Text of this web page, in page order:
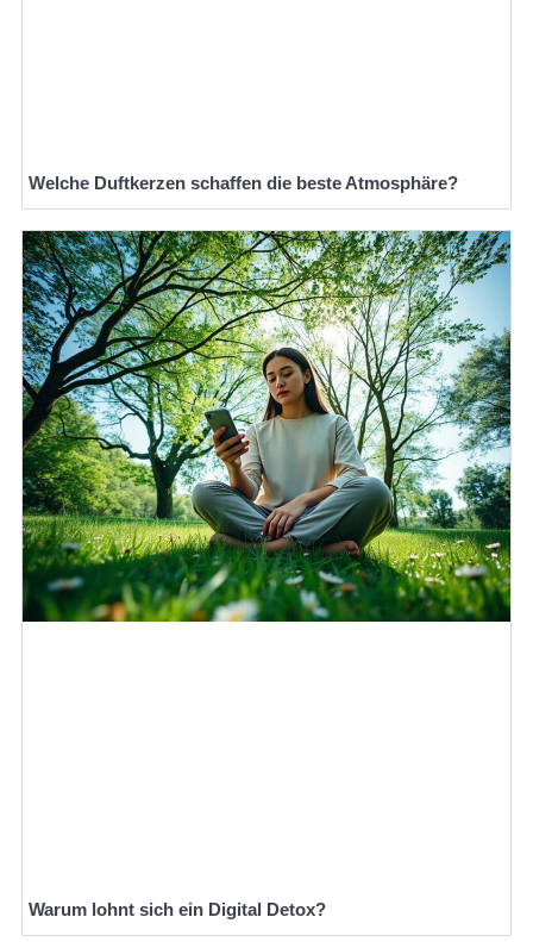
Welche Duftkerzen schaffen die beste Atmosphäre?
Warum lohnt sich ein Digital Detox?